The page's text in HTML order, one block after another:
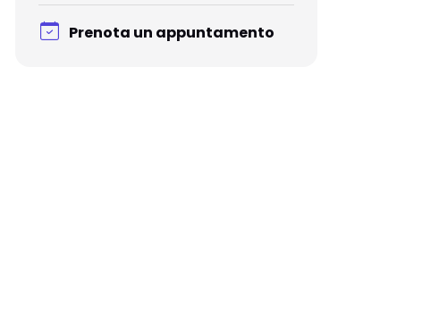
Prenota un appuntamento